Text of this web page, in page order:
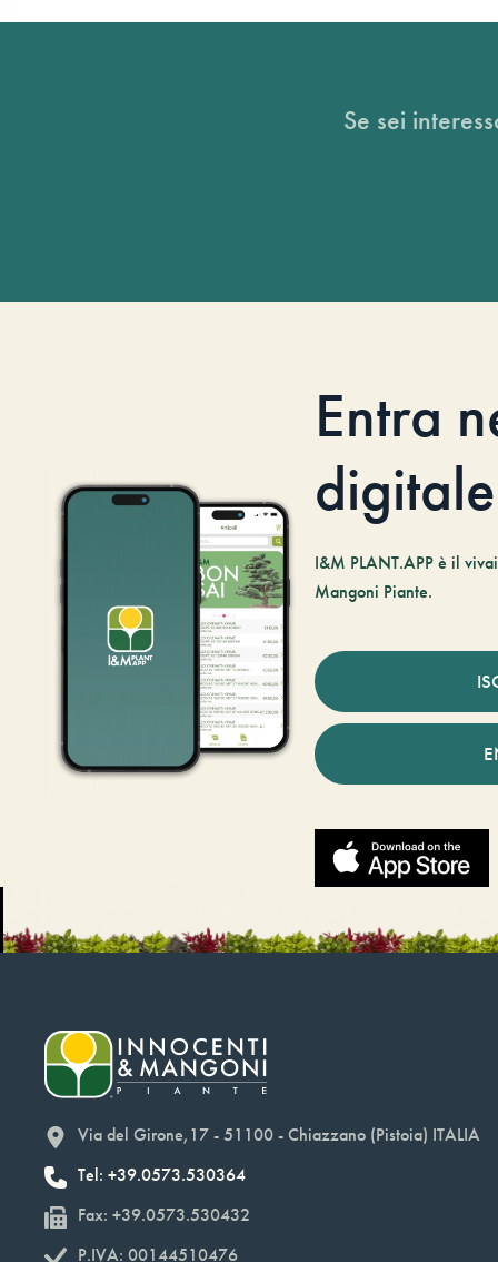
Se sei
Entra
digitale
I&M PLANT.APP è il
Mangoni Piante.
Via del Girone,17 - 51100 - Chiazzano (Pistoia) ITALIA
Tel: +39.0573.530364
Fax: +39.0573.530432
P.IVA: 00144510476